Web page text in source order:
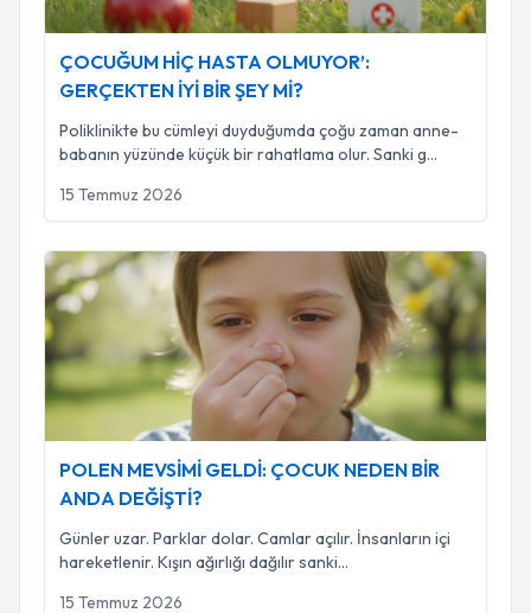
ÇOCUĞUM HİÇ HASTA OLMUYOR’:
GERÇEKTEN İYİ BİR ŞEY Mİ?
Poliklinikte bu cümleyi duyduğumda çoğu zaman anne-
babanın yüzünde küçük bir rahatlama olur. Sanki g...
15 Temmuz 2026
POLEN MEVSİMİ GELDİ: ÇOCUK NEDEN BİR ANDA
POLEN MEVSİMİ GELDİ: ÇOCUK NEDEN BİR
ANDA DEĞİŞTİ?
Günler uzar. Parklar dolar. Camlar açılır. İnsanların içi
hareketlenir. Kışın ağırlığı dağılır sanki...
15 Temmuz 2026